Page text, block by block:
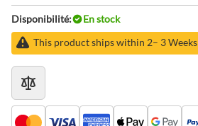
Disponibilité:
En stock
This product ships within 2– 3 Weeks